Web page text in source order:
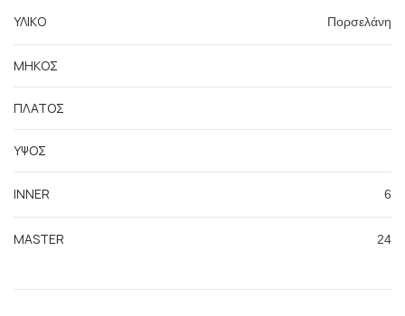
ΥΛΙΚΟ Πορσελάνη
ΜΗΚΟΣ
ΠΛΑΤΟΣ
ΥΨΟΣ
INNER 6
MASTER 24